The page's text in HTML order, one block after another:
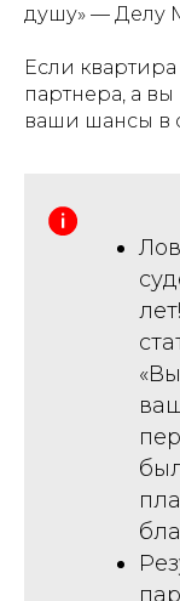
душу» — Делу
Если
партнера, а
ваши шансы в